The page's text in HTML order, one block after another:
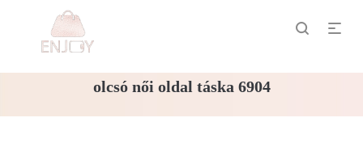
olcsó női oldal táska 6904